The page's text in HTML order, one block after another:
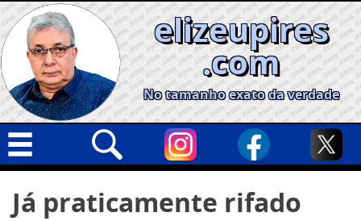
Skip
to
content
elizeupires
.com
No tamanho exato da verdade
Geral
por:
Já praticamente rifado